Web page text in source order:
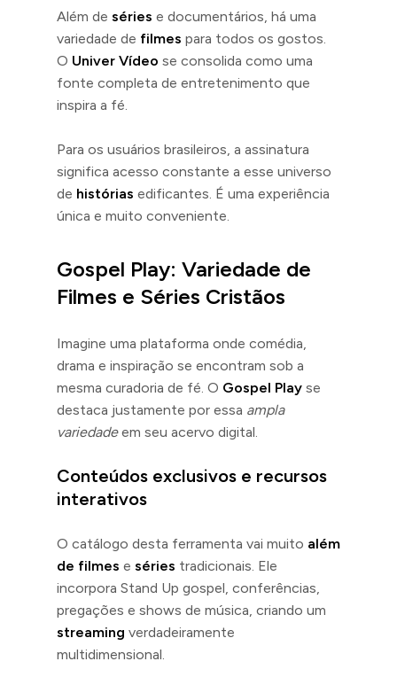
Além de séries e documentários, há uma
variedade de filmes para todos os gostos.
O Univer Vídeo se consolida como uma
fonte completa de entretenimento que
inspira a fé.
Para os usuários brasileiros, a assinatura
significa acesso constante a esse universo
de histórias edificantes. É uma experiência
única e muito conveniente.
Gospel Play: Variedade de
Filmes e Séries Cristãos
Imagine uma plataforma onde comédia,
drama e inspiração se encontram sob a
mesma curadoria de fé. O Gospel Play se
destaca justamente por essa ampla
variedadeem seu acervo digital.
Conteúdos exclusivos e recursos
interativos
O catálogo desta ferramenta vai muito além
de filmes e séries tradicionais. Ele
incorpora Stand Up gospel, conferências,
pregações e shows de música, criando um
streaming verdadeiramente
multidimensional.